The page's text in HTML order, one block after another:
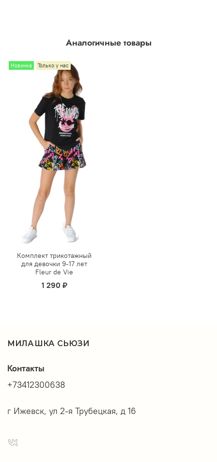
Аналогичные товары
Новинка Только у нас
Комплект трикотажный
для девочки 9-17 лет
Fleur de Vie
1 290 ₽
МИЛАШКА СЬЮЗИ
Контакты
+73412300638
г Ижевск, ул 2-я Трубецкая, д 16